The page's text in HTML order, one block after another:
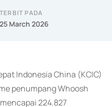
TERBIT PADA
25 March 2026
Indonesia China (KCIC)
penumpang Whoosh
224.827